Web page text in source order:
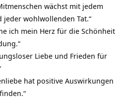
wächst mit jedem
wohlwollenden Tat.“
ich mein Herz für die Schönheit
Liebe und Frieden für
hat positive Auswirkungen